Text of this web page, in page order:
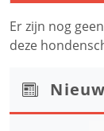
Er zijn nog
deze